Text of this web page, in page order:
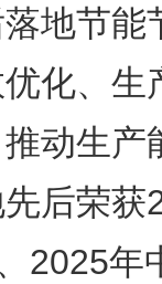
地节能
化、生
动生产
后荣获
2025年